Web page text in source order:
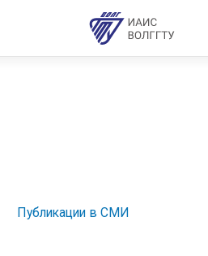
Публикации в СМИ